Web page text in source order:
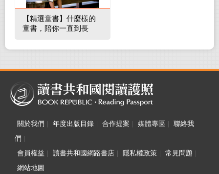
【精選童書】什麼樣的
童書，陪你一直到長
關於我們 年度出版目錄 合作提案 媒體專區
聯絡我
們
會員權益
讀書共和國網路書店 隱私權政策 常見問題
網站地圖